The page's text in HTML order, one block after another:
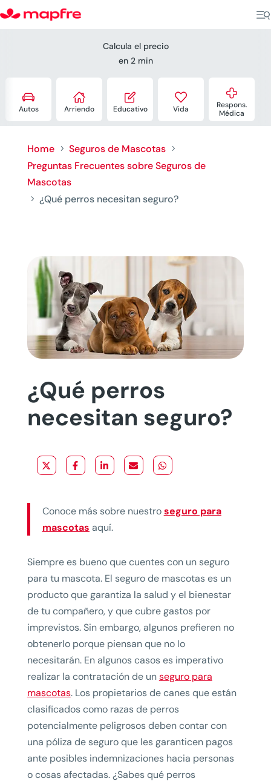
Calcula el precio
en 2 min

Autos

Arriendo

Educativo

Vida

Respons.
Médica
Home 5 Seguros de Mascotas 5
Preguntas Frecuentes sobre Seguros de
Mascotas
5 ¿Qué perros necesitan seguro?
¿Qué perros
necesitan seguro?
Conoce más sobre nuestroseguro para
mascotas aquí.
Siempre es bueno que cuentes con un seguro
para tu mascota. El seguro de mascotas es un
producto que garantiza la salud y el bienestar
de tu compañero, y que cubre gastos por
imprevistos. Sin embargo, algunos prefieren no
obtenerlo porque piensan que no lo
necesitarán. En algunos casos es imperativo
realizar la contratación de unseguro para
mascotas. Los propietarios de canes que están
clasificados como razas de perros
potencialmente peligrosos deben contar con
una póliza de seguro que les garanticen pagos
ante posibles indemnizaciones hacia personas
o cosas afectadas. ¿Sabes qué perros